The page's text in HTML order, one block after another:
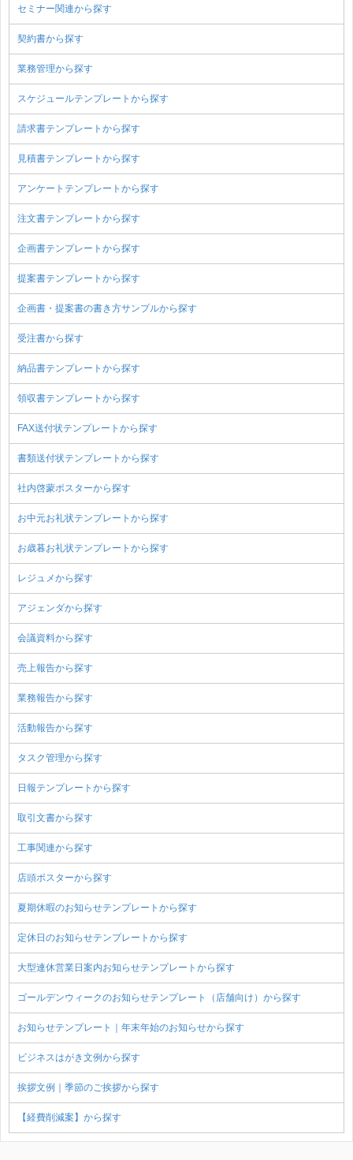
セミナー関連から探す
契約書から探す
業務管理から探す
スケジュールテンプレートから探す
請求書テンプレートから探す
見積書テンプレートから探す
アンケートテンプレートから探す
注文書テンプレートから探す
企画書テンプレートから探す
提案書テンプレートから探す
企画書・提案書の書き方サンプルから探す
受注書から探す
納品書テンプレートから探す
領収書テンプレートから探す
FAX送付状テンプレートから探す
書類送付状テンプレートから探す
社内啓蒙ポスターから探す
お中元お礼状テンプレートから探す
お歳暮お礼状テンプレートから探す
レジュメから探す
アジェンダから探す
会議資料から探す
売上報告から探す
業務報告から探す
活動報告から探す
タスク管理から探す
日報テンプレートから探す
取引文書から探す
工事関連から探す
店頭ポスターから探す
夏期休暇のお知らせテンプレートから探す
定休日のお知らせテンプレートから探す
大型連休営業日案内お知らせテンプレートから探す
ゴールデンウィークのお知らせテンプレート（店舗向け）から探す
お知らせテンプレート｜年末年始のお知らせから探す
ビジネスはがき文例から探す
挨拶文例｜季節のご挨拶から探す
【経費削減案】から探す